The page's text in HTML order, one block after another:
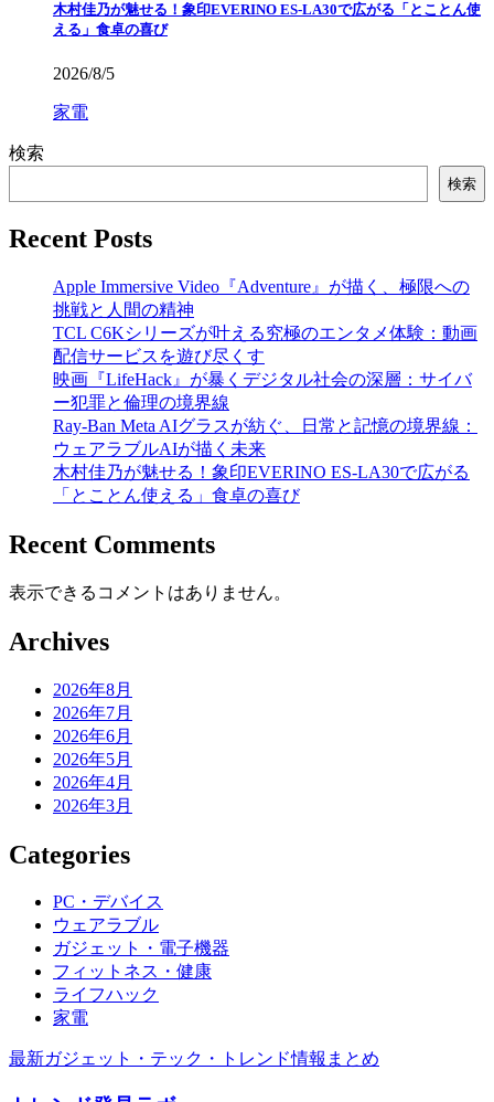
木村佳乃が魅せる！象印EVERINO ES-LA30で広がる「とことん使
える」食卓の喜び
2026/8/5
家電
検索
検索
Recent Posts
Apple Immersive Video『Adventure』が描く、極限への
挑戦と人間の精神
TCL C6Kシリーズが叶える究極のエンタメ体験：動画
配信サービスを遊び尽くす
映画『LifeHack』が暴くデジタル社会の深層：サイバ
ー犯罪と倫理の境界線
Ray-Ban Meta AIグラスが紡ぐ、日常と記憶の境界線：
ウェアラブルAIが描く未来
木村佳乃が魅せる！象印EVERINO ES-LA30で広がる
「とことん使える」食卓の喜び
Recent Comments
表示できるコメントはありません。
Archives
2026年8月
2026年7月
2026年6月
2026年5月
2026年4月
2026年3月
Categories
PC・デバイス
ウェアラブル
ガジェット・電子機器
フィットネス・健康
ライフハック
家電
最新ガジェット・テック・トレンド情報まとめ